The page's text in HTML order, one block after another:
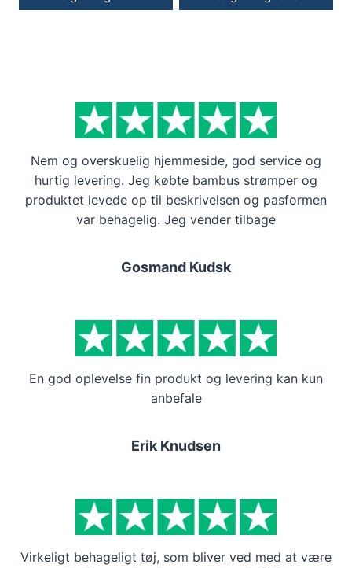
Nem og overskuelig hjemmeside, god service og
hurtig levering. Jeg købte bambus strømper og
produktet levede op til beskrivelsen og pasformen
var behagelig. Jeg vender tilbage
Gosmand Kudsk
En god oplevelse fin produkt og levering kan kun
anbefale
Erik Knudsen
Virkeligt behageligt tøj, som bliver ved med at være